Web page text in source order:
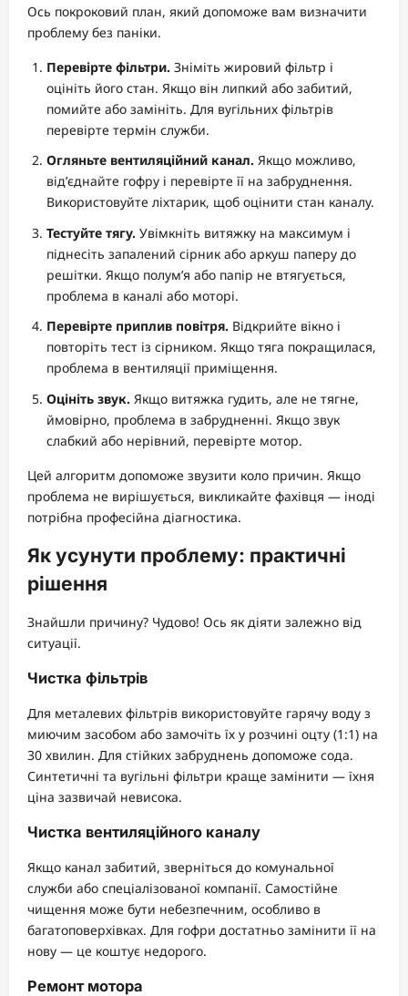
Ось покроковий план, який допоможе вам визначити
проблему без паніки.
Перевірте фільтри. Зніміть жировий фільтр і
оцініть його стан. Якщо він липкий або забитий,
помийте або замініть. Для вугільних фільтрів
перевірте термін служби.
Огляньте вентиляційний канал. Якщо можливо,
від’єднайте гофру і перевірте її на забруднення.
Використовуйте ліхтарик, щоб оцінити стан каналу.
Тестуйте тягу. Увімкніть витяжку на максимум і
піднесіть запалений сірник або аркуш паперу до
решітки. Якщо полум’я або папір не втягується,
проблема в каналі або моторі.
Перевірте приплив повітря. Відкрийте вікно і
повторіть тест із сірником. Якщо тяга покращилася,
проблема в вентиляції приміщення.
Оцініть звук. Якщо витяжка гудить, але не тягне,
ймовірно, проблема в забрудненні. Якщо звук
слабкий або нерівний, перевірте мотор.
Цей алгоритм допоможе звузити коло причин. Якщо
проблема не вирішується, викликайте фахівця — іноді
потрібна професійна діагностика.
Як усунути проблему: практичні
рішення
Знайшли причину? Чудово! Ось як діяти залежно від
ситуації.
Чистка фільтрів
Для металевих фільтрів використовуйте гарячу воду з
миючим засобом або замочіть їх у розчині оцту (1:1) на
30 хвилин. Для стійких забруднень допоможе сода.
Синтетичні та вугільні фільтри краще замінити — їхня
ціна зазвичай невисока.
Чистка вентиляційного каналу
Якщо канал забитий, зверніться до комунальної
служби або спеціалізованої компанії. Самостійне
чищення може бути небезпечним, особливо в
багатоповерхівках. Для гофри достатньо замінити її на
нову — це коштує недорого.
Ремонт мотора